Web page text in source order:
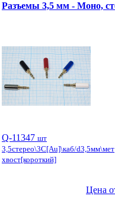
Разъемы 3,5 мм - Моно,
Q-11347 шт
3,5стерео\3C[Au]\каб/d3,5мм\мет
хвост[короткий]
Цена